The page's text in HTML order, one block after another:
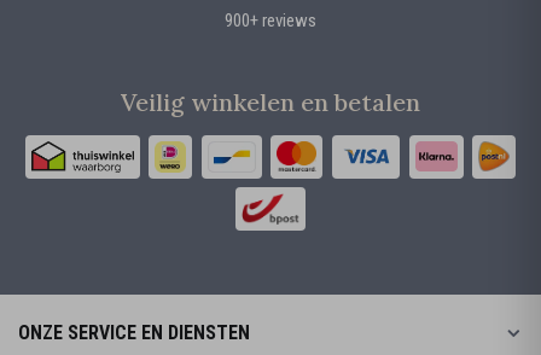
900+ reviews
Veilig winkelen en betalen
ONZE SERVICE EN DIENSTEN